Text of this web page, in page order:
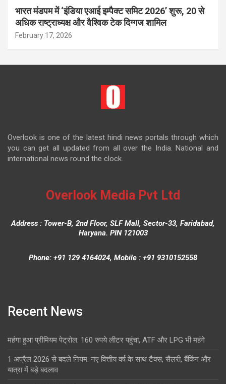
भारत मंडपम में ‘इंडिया एआई इम्पैक्ट समिट 2026’ शुरू, 20 से
अधिक राष्ट्राध्यक्ष और वैश्विक टेक दिग्गज शामिल
February 17, 2026
Overlook is one of the latest hindi news portals through which
you can get all updated from all over the India. National and
international news round the clock.
Overlook Media Pvt Ltd
Address : Tower-B, 2nd Floor, SLF Mall, Sector-33, Faridabad,
Haryana. PIN 121003
Phone: +91 129 4164024, Mobile : +91 9310152558
Recent News
महंगा हुआ प्रीमियम पेट्रोल: 160 रुपये लीटर पहुंचा, ATF और LPG भी महंगे
1 अप्रैल 2026 से बदले नियम: नए वित्तीय वर्ष के साथ टैक्स, सैलरी, बैंकिंग और
यात्रा में बड़े बदलाव